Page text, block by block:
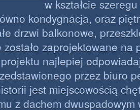
w kształcie
kondygnacja, oraz
drzwi balkonowe,
zostało zaprojektowane na
najlepiej
przez biuro
jest miejscowością
z dachem dwuspadowym